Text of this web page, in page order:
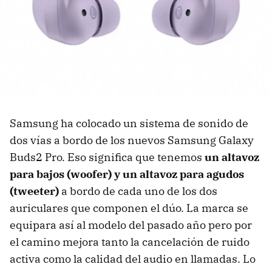
Samsung ha colocado un sistema de sonido de
dos vías a bordo de los nuevos Samsung Galaxy
Buds2 Pro. Eso significa que tenemos un altavoz
para bajos (woofer) y un altavoz para agudos
(tweeter) a bordo de cada uno de los dos
auriculares que componen el dúo. La marca se
equipara así al modelo del pasado año pero por
el camino mejora tanto la cancelación de ruido
activa como la calidad del audio en llamadas. Lo